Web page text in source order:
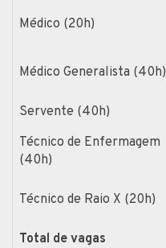
Médico (20h)
Médico Generalista (40h)
Servente (40h)
Técnico de Enfermagem
(40h)
Técnico de Raio X (20h)
Total de vagas